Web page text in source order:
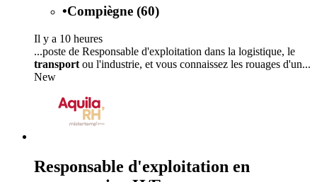
•Compiègne (60)
Il y a 10 heures
...poste de Responsable d'exploitation dans la logistique, le
transport ou l'industrie, et vous connaissez les rouages d'un...
New
Responsable d'exploitation en